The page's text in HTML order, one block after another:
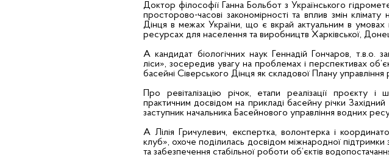
Доктор філософії Ганна Больбот з Українського
просторово-часові закономірності та вплив змін
Дінця в межах України, що є вкрай актуальним в
ресурсах для населення та виробництв Харківської,
А кандидат біологічних наук Геннадій Гончаров, т.в.о.
ліси», зосередив увагу на проблемах і перспективах
басейні Сіверського Дінця як складової Плану
Про ревіталізацію річок, етапи реалізації проєкту
практичним досвідом на прикладі басейну річки Західний
заступник начальника Басейнового управління водних
А Лілія Гричулевич, експертка, волонтерка і
клуб», охоче поділилась досвідом міжнародної підтримки
та забезпечення стабільної роботи об’єктів